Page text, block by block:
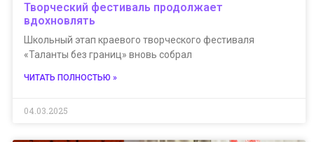
Творческий фестиваль продолжает
вдохновлять
Школьный этап краевого творческого фестиваля
«Таланты без границ» вновь собрал
ЧИТАТЬ ПОЛНОСТЬЮ »
04.03.2025